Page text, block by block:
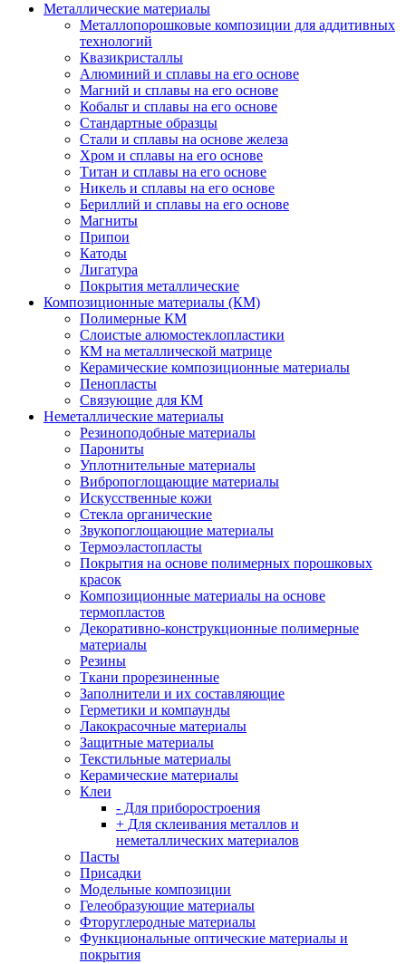
Металлические материалы
Металлопорошковые композиции для аддитивных
технологий
Квазикристаллы
Алюминий и сплавы на его основе
Магний и сплавы на его основе
Кобальт и сплавы на его основе
Стандартные образцы
Стали и сплавы на основе железа
Хром и сплавы на его основе
Титан и сплавы на его основе
Никель и сплавы на его основе
Бериллий и сплавы на его основе
Магниты
Припои
Катоды
Лигатура
Покрытия металлические
Композиционные материалы (КМ)
Полимерные КМ
Слоистые алюмостеклопластики
КМ на металлической матрице
Керамические композиционные материалы
Пенопласты
Связующие для КМ
Неметаллические материалы
Резиноподобные материалы
Парониты
Уплотнительные материалы
Вибропоглощающие материалы
Искусственные кожи
Стекла органические
Звукопоглощающие материалы
Термоэластопласты
Покрытия на основе полимерных порошковых
красок
Композиционные материалы на основе
термопластов
Декоративно-конструкционные полимерные
материалы
Резины
Ткани прорезиненные
Заполнители и их составляющие
Герметики и компаунды
Лакокрасочные материалы
Защитные материалы
Текстильные материалы
Керамические материалы
Клеи
- Для приборостроения
+ Для склеивания металлов и
неметаллических материалов
Пасты
Присадки
Модельные композиции
Гелеобразующие материалы
Фторуглеродные материалы
Функциональные оптические материалы и
покрытия